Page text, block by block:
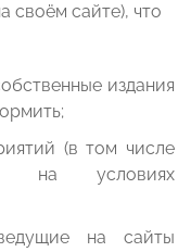
своём сайте), что
издания
(в том числе
на условиях
на сайты